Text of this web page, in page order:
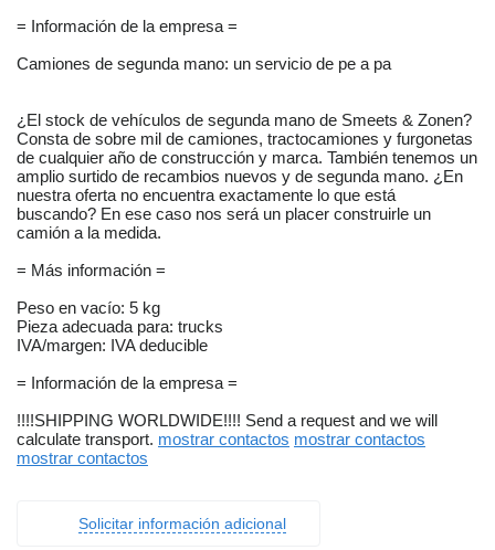
= Información de la empresa =
Camiones de segunda mano: un servicio de pe a pa
¿El stock de vehículos de segunda mano de Smeets & Zonen?
Consta de sobre mil de camiones, tractocamiones y furgonetas
de cualquier año de construcción y marca. También tenemos un
amplio surtido de recambios nuevos y de segunda mano. ¿En
nuestra oferta no encuentra exactamente lo que está
buscando? En ese caso nos será un placer construirle un
camión a la medida.
= Más información =
Peso en vacío: 5 kg
Pieza adecuada para: trucks
IVA/margen: IVA deducible
= Información de la empresa =
!!!!SHIPPING WORLDWIDE!!!! Send a request and we will
calculate transport. mostrar contactos mostrar contactos
mostrar contactos
Solicitar información adicional